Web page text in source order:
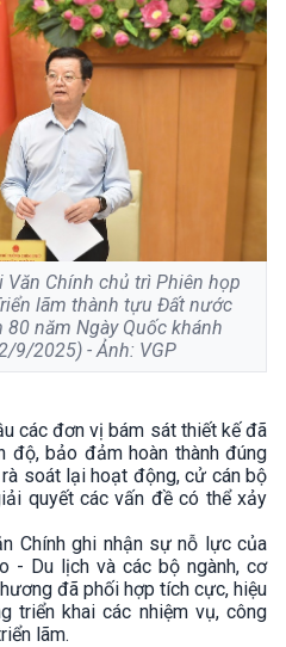
Chính chủ trì Phiên họp
lãm thành tựu Đất nước
năm Ngày Quốc khánh
9/2025) - Ảnh: VGP
các đơn vị bám sát thiết kế đã
độ, bảo đảm hoàn thành đúng
soát lại hoạt động, cử cán bộ
quyết các vấn đề có thể xảy
Chính ghi nhận sự nỗ lực của
- Du lịch và các bộ ngành, cơ
đã phối hợp tích cực, hiệu
triển khai các nhiệm vụ, công
lãm.